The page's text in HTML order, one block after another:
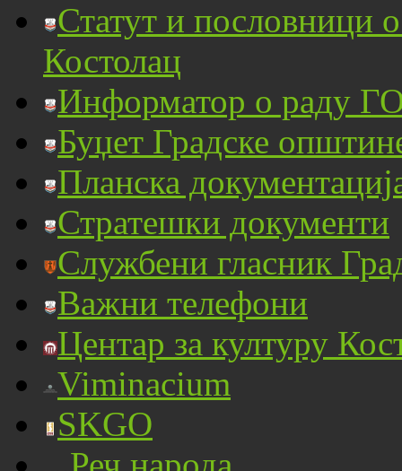
Статут и пословници
Костолац
Информатор о раду
Буџет Градске
Планска
Стратешки документи
Службени гласник
Важни телефони
Центар за културу
Viminacium
SKGO